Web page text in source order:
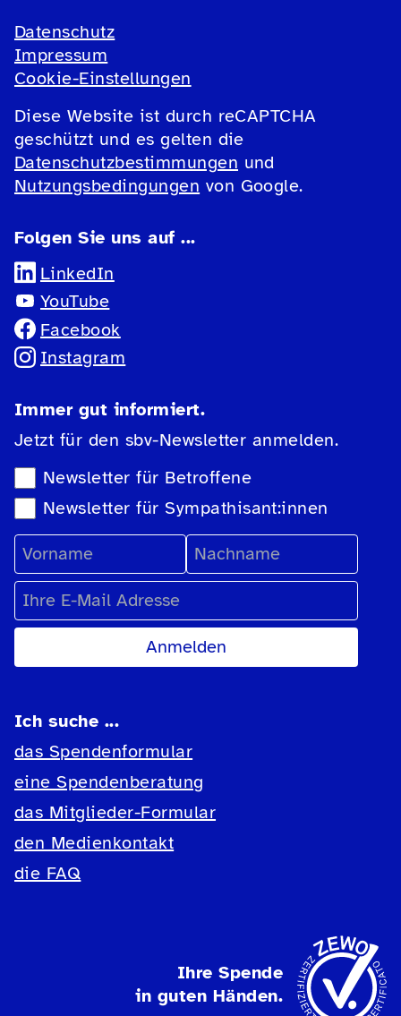
Datenschutz
Impressum
Cookie-Einstellungen
Diese Website ist durch reCAPTCHA
geschützt und es gelten die
Datenschutzbestimmungen und
Nutzungsbedingungen von Google.
Folgen Sie uns auf ...
LinkedIn
YouTube
Facebook
Instagram
Immer gut informiert.
Jetzt für den sbv-Newsletter anmelden.
Newsletter-Auswahl
Newsletter für Betroffene
Newsletter für Sympathisant:innen
Vorname
Nachname
E-Mail Adresse
Ich suche ...
das Spendenformular
eine Spendenberatung
das Mitglieder-Formular
den Medienkontakt
die FAQ
Ihre Spende
in guten Händen.